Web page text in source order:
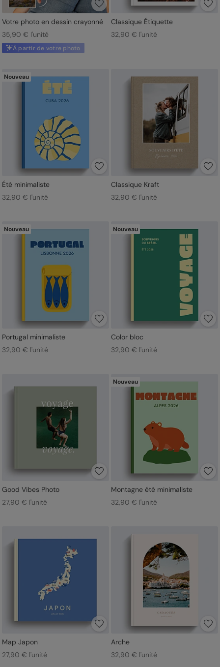
Votre photo en dessin crayonné
35,90 € l'unité
À partir de votre photo
Classique Étiquette
32,90 € l'unité
Nouveau
Été minimaliste
32,90 € l'unité
Classique Kraft
32,90 € l'unité
Nouveau
Portugal minimaliste
32,90 € l'unité
Nouveau
Color bloc
32,90 € l'unité
Good Vibes Photo
27,90 € l'unité
Nouveau
Montagne été minimaliste
32,90 € l'unité
Map Japon
27,90 € l'unité
Arche
32,90 € l'unité